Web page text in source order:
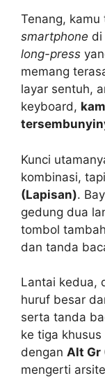
Tenang,
smartphone di
long-press
memang
layar sentuh,
keyboard,
Kunci
kombinasi,
(Lapisan).
gedung dua
tombol
dan tanda
Lantai kedua,
huruf besar
serta tanda
ke tiga
dengan Alt Gr
mengerti